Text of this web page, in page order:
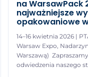
na WarsawPack
najważniejsze
opakowaniowe
14–16 kwietnia 2026 |
Warsaw Expo,
Warszawą)
odwiedzenia naszego